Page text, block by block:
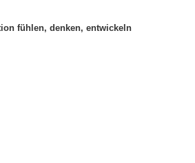
fühlen, denken, entwickeln